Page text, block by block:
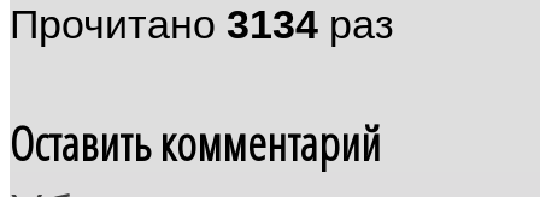
Прочитано 3134 раз
Оставить комментарий